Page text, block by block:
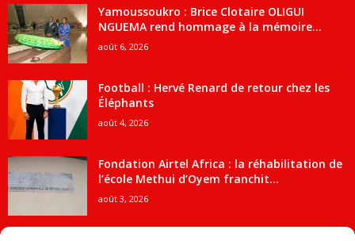
Yamoussoukro : Brice Clotaire OLIGUI
NGUEMA rend hommage à la mémoire...
août 6, 2026
Football : Hervé Renard de retour chez les
Éléphants
août 4, 2026
Fondation Airtel Africa : la réhabilitation de
l’école Methui d’Oyem franchit...
août 3, 2026